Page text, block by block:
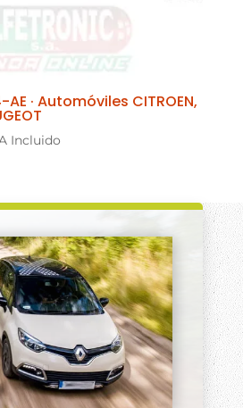
· Automóviles CITROEN,
Incluido